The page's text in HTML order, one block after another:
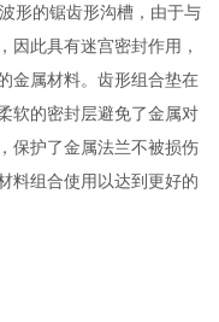
形的锯齿形沟槽，由于与
因此具有迷宫密封作用，
金属材料。齿形组合垫在
软的密封层避免了金属对
保护了金属法兰不被损伤
料组合使用以达到更好的